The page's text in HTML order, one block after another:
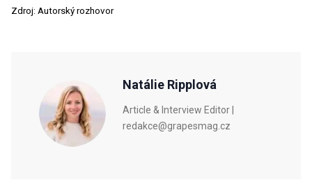
Zdroj: Autorský rozhovor
Natálie Ripplová
Article & Interview Editor |
redakce@grapesmag.cz